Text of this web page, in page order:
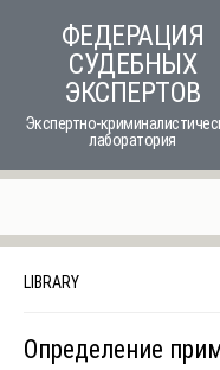
ФЕДЕРАЦИЯ
СУДЕБНЫХ
ЭКСПЕРТОВ
Экспертно-
лаборатория
LIBRARY
Определение